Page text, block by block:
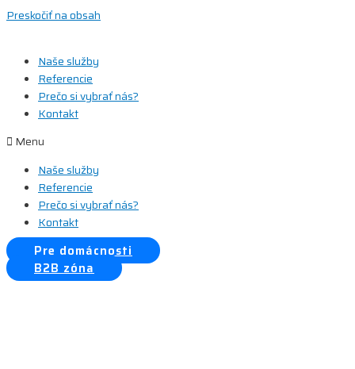
Preskočiť na obsah
Naše služby
Referencie
Prečo si vybrať nás?
Kontakt
Menu
Naše služby
Referencie
Prečo si vybrať nás?
Kontakt
Pre domácnosti
B2B zóna